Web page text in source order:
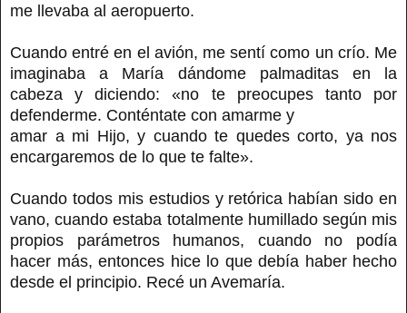
me llevaba al aeropuerto.
Cuando entré en el avión, me sentí como un crío. Me
imaginaba a María dándome palmaditas en la
cabeza y diciendo: «no te preocupes tanto por
defenderme. Conténtate con amarme y
amar a mi Hijo, y cuando te quedes corto, ya nos
encargaremos de lo que te falte».
Cuando todos mis estudios y retórica habían sido en
vano, cuando estaba totalmente humillado según mis
propios parámetros humanos, cuando no podía
hacer más, entonces hice lo que debía haber hecho
desde el principio. Recé un Avemaría.